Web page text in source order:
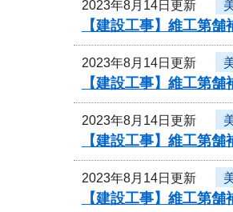
2023年8月14日更新
【建設工事】維工第
2023年8月14日更新
【建設工事】維工第
2023年8月14日更新
【建設工事】維工第
2023年8月14日更新
【建設工事】維工第